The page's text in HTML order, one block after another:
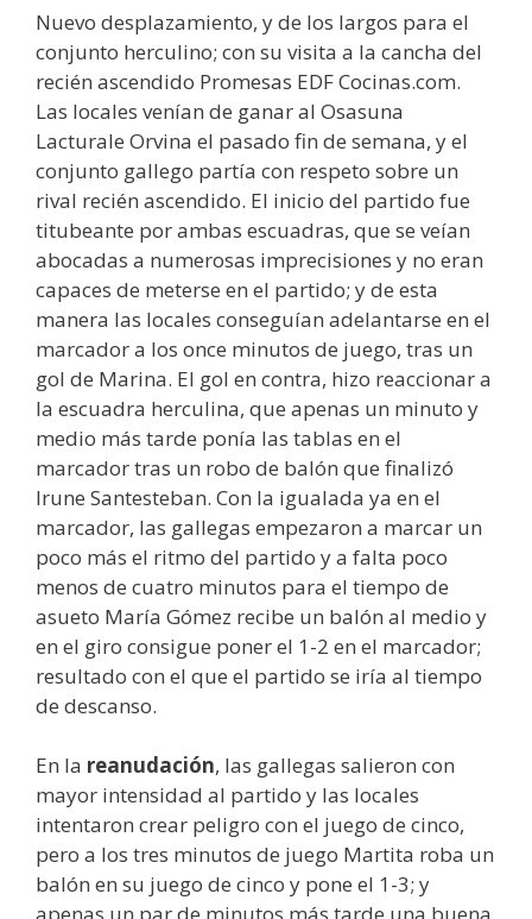
Nuevo desplazamiento, y de los largos para el
conjunto herculino; con su visita a la cancha del
recién ascendido Promesas EDF Cocinas.com.
Las locales venían de ganar al Osasuna
Lacturale Orvina el pasado fin de semana, y el
conjunto gallego partía con respeto sobre un
rival recién ascendido. El inicio del partido fue
titubeante por ambas escuadras, que se veían
abocadas a numerosas imprecisiones y no eran
capaces de meterse en el partido; y de esta
manera las locales conseguían adelantarse en el
marcador a los once minutos de juego, tras un
gol de Marina. El gol en contra, hizo reaccionar a
la escuadra herculina, que apenas un minuto y
medio más tarde ponía las tablas en el
marcador tras un robo de balón que finalizó
Irune Santesteban. Con la igualada ya en el
marcador, las gallegas empezaron a marcar un
poco más el ritmo del partido y a falta poco
menos de cuatro minutos para el tiempo de
asueto María Gómez recibe un balón al medio y
en el giro consigue poner el 1-2 en el marcador;
resultado con el que el partido se iría al tiempo
de descanso.
En la reanudación, las gallegas salieron con
mayor intensidad al partido y las locales
intentaron crear peligro con el juego de cinco,
pero a los tres minutos de juego Martita roba un
balón en su juego de cinco y pone el 1-3; y